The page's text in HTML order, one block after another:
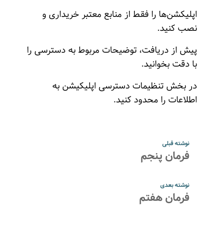
اپلیکشن‌ها را فقط از منابع معتبر خریداری و
نصب کنید.
پیش از دریافت، توضیحات مربوط به دسترسی را
با دقت بخوانید.
در بخش تنظیمات دسترسی اپلیکیشن به
اطلاعات را محدود کنید.
نوشته قبلی
فرمان پنجم
نوشته بعدی
فرمان هفتم